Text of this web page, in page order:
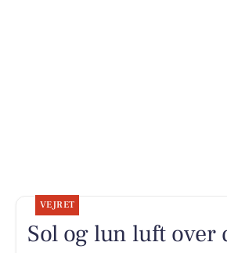
VEJRET
Sol og lun luft over